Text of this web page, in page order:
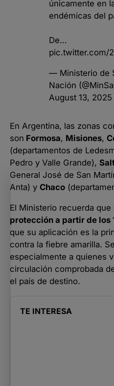
únicamente en
endémicas del
De…
pic.twitter.com/
— Ministerio de
Nación
August 13, 2025
En Argentina, las zonas
son Formosa, Misiones,
(departamentos de
Pedro y Valle Grande),
General José de San
Anta) y Chaco
El Ministerio recuerda que
protección a partir de los
que su aplicación es la
contra la fiebre amarilla.
especialmente a quienes
circulación comprobada
el país de destino.
TE INTERESA